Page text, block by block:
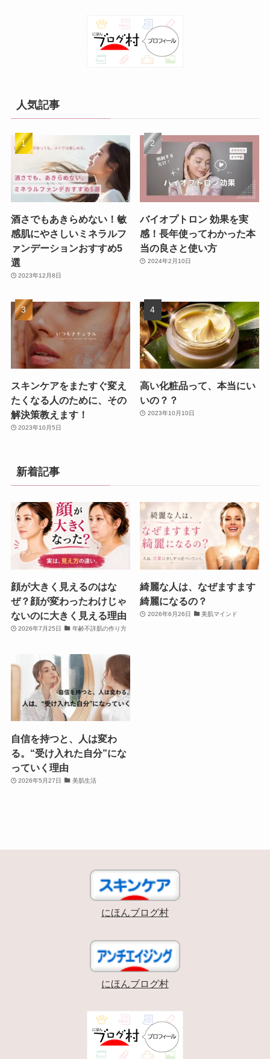
人気記事
酒さでもあきらめない！敏
感肌にやさしいミネラルフ
ァンデーションおすすめ5
選
2023年12月8日
バイオプトロン 効果を実
感！長年使ってわかった本
当の良さと使い方
2024年2月10日
スキンケアをまたすぐ変え
たくなる人のために、その
解決策教えます！
2023年10月5日
高い化粧品って、本当にい
いの？？
2023年10月10日
新着記事
顔が大きく見えるのはな
ぜ？顔が変わったわけじゃ
ないのに大きく見える理由
2026年7月25日 年齢不詳肌の作り方
綺麗な人は、なぜますます
綺麗になるの？
2026年6月26日 美肌マインド
自信を持つと、人は変わ
る。“受け入れた自分”にな
っていく理由
2026年5月27日 美肌生活
にほんブログ村
にほんブログ村